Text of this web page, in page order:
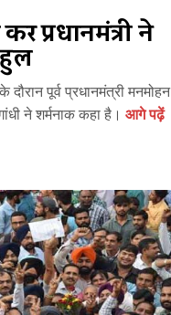
प्रधानमंत्री ने
दौरान पूर्व प्रधानमंत्री मनमोहन
ने शर्मनाक कहा है। आगे पढ़ें